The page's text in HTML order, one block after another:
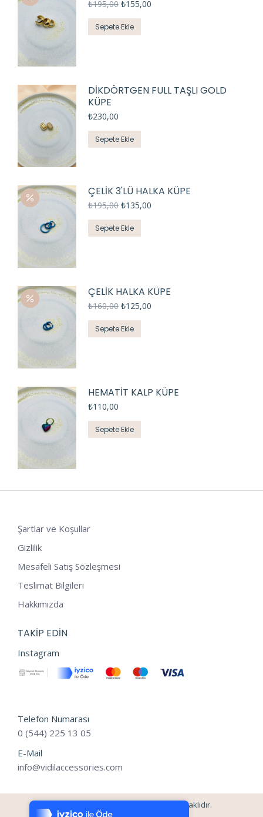
7/24 Canlı Destek
₺195,00 ₺155,00
Sepete Ekle
DİKDÖRTGEN FULL TAŞLI GOLD
KÜPE
₺230,00
Sepete Ekle
ÇELİK 3'LÜ HALKA KÜPE
₺195,00 ₺135,00
Sepete Ekle
ÇELİK HALKA KÜPE
₺160,00 ₺125,00
Sepete Ekle
HEMATİT KALP KÜPE
₺110,00
Sepete Ekle
Şartlar ve Koşullar
Gizlilik
Mesafeli Satış Sözleşmesi
Teslimat Bilgileri
Hakkımızda
TAKIP EDIN
Instagram
Telefon Numarası
0 (544) 225 13 05
E-Mail
info@vidilaccessories.com
©2024 - vidilaccessories Tüm Hakları Saklıdır.